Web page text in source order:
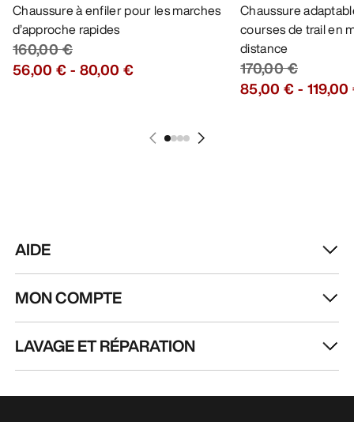
Chaussure à enfiler pour les marches
d’approche rapides
160,00 €
56,00 €- 80,00 €
Chaussure
courses de trail en
distance
170,00 €
85,00 €-
AIDE
MON COMPTE
LAVAGE ET RÉPARATION